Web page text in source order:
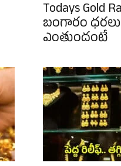
Todays Gold
బంగారం
ఎంతుందంటే